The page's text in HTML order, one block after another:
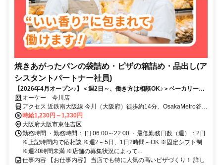
焼きあがったパンの袋詰め・ピザの箱詰め・品出し(ア
シスタントパートナー社員)
【2026年4月オープン♪】＜週2日～、働き方は相談OK♪＞ベーカリー部
門♪人気のピザづくりが中心！
オーケー 今川店
アクセス 近鉄南大阪線 今川（大阪府）徒歩約14分、OsakaMetro谷町
線 平野（Osaka3番口徒歩約14分、OsakaMetro谷町線 駒川中野2番
口(ICカード専用)徒歩約16分 近鉄南大阪線「今川」駅より徒歩14分
時給1,230円～1,330円
大阪府大阪市東住吉区
勤務時間 ・勤務時間： [1] 06:00～22:00 ・最低勤務日数（週）：2日
※上記時間内で応相談 ※週2～5日、1日2時間～OK ※固定シフト制
※週20時間未満 ※店舗の募集状況によって...
仕事内容 【お仕事内容】 当店でも特に人気の高いピザづくり！ 詳し